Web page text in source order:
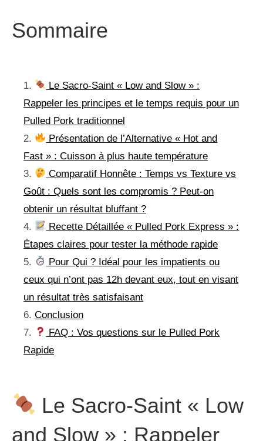
Sommaire
Le Sacro-Saint « Low and Slow » :
Rappeler les principes et le temps requis pour un
Pulled Pork traditionnel
Présentation de l’Alternative « Hot and
Fast » : Cuisson à plus haute température
Comparatif Honnête : Temps vs Texture vs
Goût : Quels sont les compromis ? Peut-on
obtenir un résultat bluffant ?
Recette Détaillée « Pulled Pork Express » :
Étapes claires pour tester la méthode rapide
Pour Qui ? Idéal pour les impatients ou
ceux qui n’ont pas 12h devant eux, tout en visant
un résultat très satisfaisant
Conclusion
FAQ : Vos questions sur le Pulled Pork
Rapide
Le Sacro-Saint « Low
and Slow » : Rappeler